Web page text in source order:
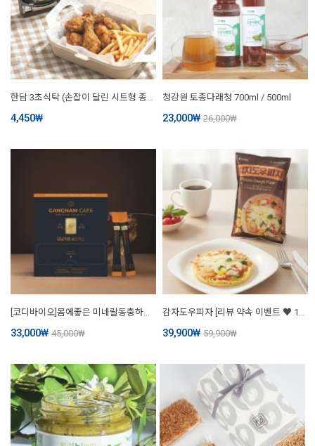
4,450₩
청강원 토종다래청 700ml / 500ml
23,000₩ 26,000₩
33,000₩ 45,000₩ 39,900₩ 59,900₩